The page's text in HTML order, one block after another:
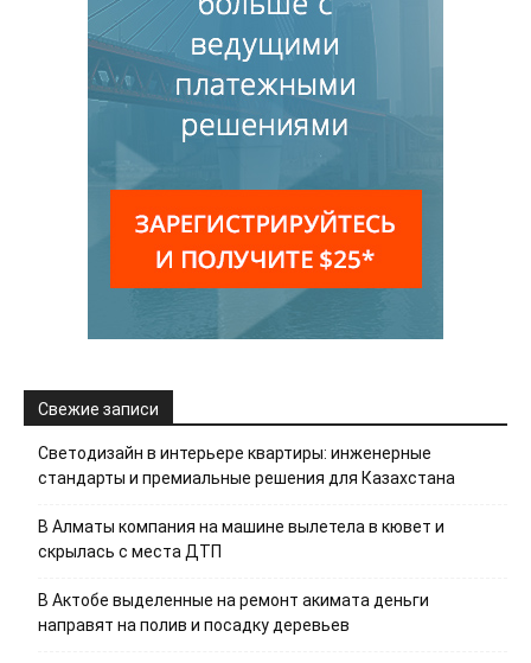
Свежие записи
Светодизайн в интерьере квартиры: инженерные
стандарты и премиальные решения для Казахстана
В Алматы компания на машине вылетела в кювет и
скрылась с места ДТП
В Актобе выделенные на ремонт акимата деньги
направят на полив и посадку деревьев